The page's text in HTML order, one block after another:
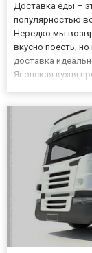
Доставка еды –
популярностью
Нередко мы
вкусно поесть,
доставка
Японская кухня